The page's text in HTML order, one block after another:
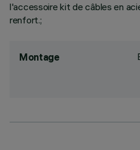
l'accessoire kit de câbles en
renfort.;
Montage